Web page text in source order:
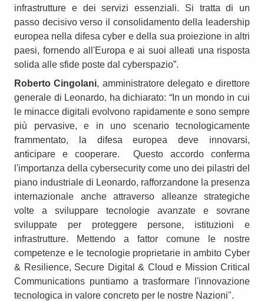
infrastrutture e dei servizi essenziali. Si tratta di un
passo decisivo verso il consolidamento della leadership
europea nella difesa cyber e della sua proiezione in altri
paesi, fornendo all'Europa e ai suoi alleati una risposta
solida alle sfide poste dal cyberspazio”.
Roberto Cingolani, amministratore delegato e direttore
generale di Leonardo, ha dichiarato: “In un mondo in cui
le minacce digitali evolvono rapidamente e sono sempre
più pervasive, e in uno scenario tecnologicamente
frammentato, la difesa europea deve innovarsi,
anticipare e cooperare. Questo accordo conferma
l'importanza della cybersecurity come uno dei pilastri del
piano industriale di Leonardo, rafforzandone la presenza
internazionale anche attraverso alleanze strategiche
volte a sviluppare tecnologie avanzate e sovrane
sviluppate per proteggere persone, istituzioni e
infrastrutture. Mettendo a fattor comune le nostre
competenze e le tecnologie proprietarie in ambito Cyber
& Resilience, Secure Digital & Cloud e Mission Critical
Communications puntiamo a trasformare l'innovazione
tecnologica in valore concreto per le nostre Nazioni".